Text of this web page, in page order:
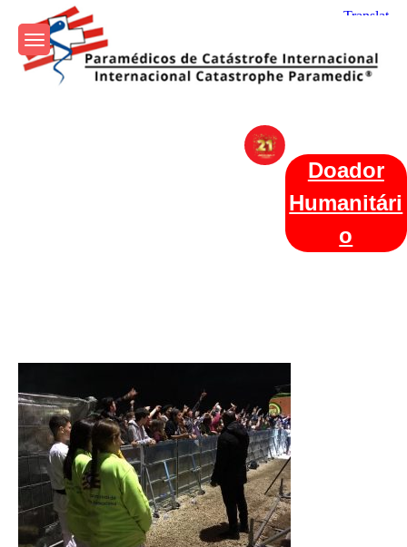
content
Internacional
Doador
Humanitári
o